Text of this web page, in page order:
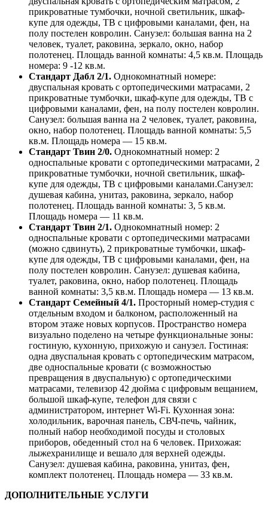
прикроватные тумбочки, ночной светильник, шкаф-
купе для одежды, ТВ с цифровыми каналами, фен, на
полу постелен ковролин. Санузел: большая ванна на 2
человек, туалет, раковина, зеркало, окно, набор
полотенец. Площадь ванной комнаты: 4,5 кв.м. Площадь
номера: 9 -12 кв.м.
Стандарт Дабл 2/1. Однокомнатный номере:
двуспальная кровать с ортопедическими матрасами, 2
прикроватные тумбочки, шкаф-купе для одежды, ТВ с
цифровыми каналами, фен, на полу постелен ковролин.
Санузел: большая ванна на 2 человек, туалет, раковина,
окно, набор полотенец. Площадь ванной комнаты: 5,5
кв.м. Площадь номера — 15 кв.м.
Стандарт Твин 2/0. Однокомнатный номер: 2
односпальные кровати с ортопедическими матрасами, 2
прикроватные тумбочки, ночной светильник, шкаф-
купе для одежды, ТВ с цифровыми каналами.Санузел:
душевая кабина, унитаз, раковина, зеркало, набор
полотенец. Площадь ванной комнаты: 3, 5 кв.м.
Площадь номера — 11 кв.м.
Стандарт Твин 2/1. Однокомнатный номер: 2
односпальные кровати с ортопедическими матрасами
(можно сдвинуть), 2 прикроватные тумбочки, шкаф-
купе для одежды, ТВ с цифровыми каналами, фен, на
полу постелен ковролин. Санузел: душевая кабина,
туалет, раковина, окно, набор полотенец. Площадь
ванной комнаты: 3,5 кв.м. Площадь номера — 13 кв.м.
Стандарт Семейный 4/1. Просторный номер-студия с
отдельным входом и балконом, расположенный на
втором этаже новых корпусов. Пространство номера
визуально поделено на четыре функциональные зоны:
гостиную, кухонную, прихожую и санузел. Гостиная:
одна двуспальная кровать с ортопедическим матрасом,
две односпальные кровати (с возможностью
превращения в двуспальную) с ортопедическими
матрасами, телевизор 42 дюйма с цифровым вещанием,
большой шкаф-купе, телефон для связи с
администратором, интернет Wi-Fi. Кухонная зона:
холодильник, варочная панель, СВЧ-печь, чайник,
полный набор необходимой посуды и столовых
приборов, обеденный стол на 6 человек. Прихожая:
лыжехранилище и вешало для верхней одежды.
Санузел: душевая кабина, раковина, унитаз, фен,
комплект полотенец. Площадь номера — 33 кв.м.
ДОПОЛНИТЕЛЬНЫЕ УСЛУГИ